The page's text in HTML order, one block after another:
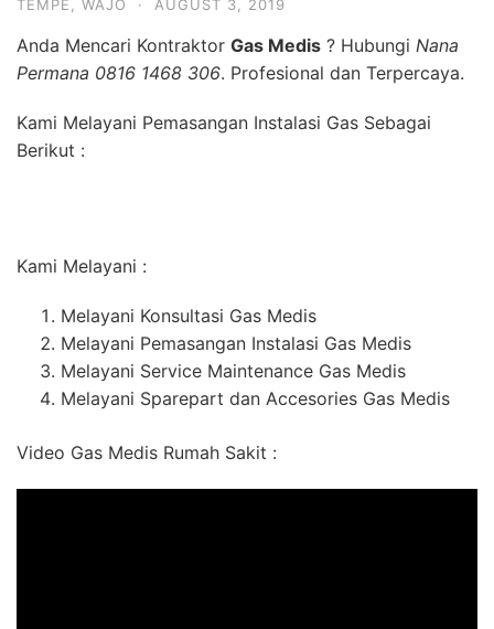
TEMPE
WAJO · AUGUST 3, 2019
Anda Mencari Kontraktor Gas Medis ? Hubungi Nana
Permana 0816 1468 306. Profesional dan Terpercaya.
Kami Melayani Pemasangan Instalasi Gas Sebagai
Berikut :
Kami Melayani :
Melayani Konsultasi Gas Medis
Melayani Pemasangan Instalasi Gas Medis
Melayani Service Maintenance Gas Medis
Melayani Sparepart dan Accesories Gas Medis
Video Gas Medis Rumah Sakit :